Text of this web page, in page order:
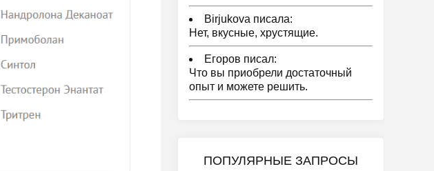
Birjukova писала:
Нет, вкусные, хрустящие.
Егоров писал:
Что вы приобрели достаточный
опыт и можете решить.
ПОПУЛЯРНЫЕ ЗАПРОСЫ